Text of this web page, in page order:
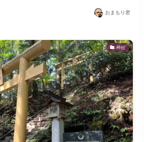
おまもり君
神社